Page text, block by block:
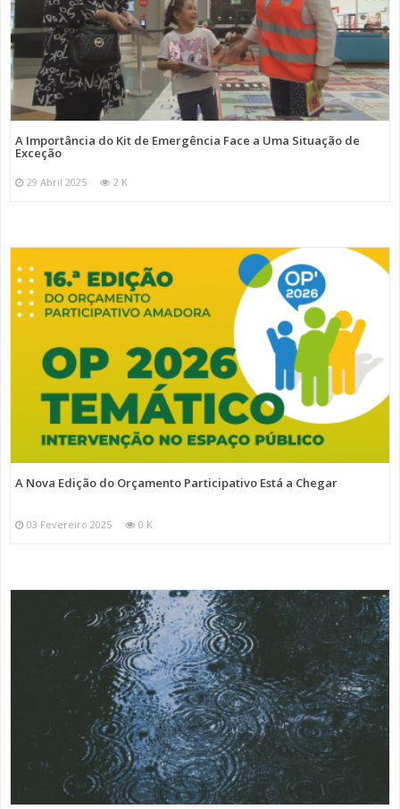
A Importância do Kit de Emergência Face a Uma Situação de
Exceção
29 Abril 2025 2 K
A Nova Edição do Orçamento Participativo Está a Chegar
03 Fevereiro 2025 0 K